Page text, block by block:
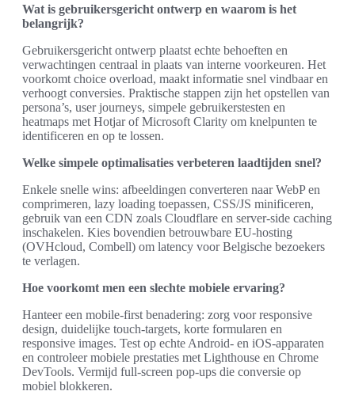
Wat is gebruikersgericht ontwerp en waarom is het
belangrijk?
Gebruikersgericht ontwerp plaatst echte behoeften en
verwachtingen centraal in plaats van interne voorkeuren. Het
voorkomt choice overload, maakt informatie snel vindbaar en
verhoogt conversies. Praktische stappen zijn het opstellen van
persona’s, user journeys, simpele gebruikerstesten en
heatmaps met Hotjar of Microsoft Clarity om knelpunten te
identificeren en op te lossen.
Welke simpele optimalisaties verbeteren laadtijden snel?
Enkele snelle wins: afbeeldingen converteren naar WebP en
comprimeren, lazy loading toepassen, CSS/JS minificeren,
gebruik van een CDN zoals Cloudflare en server-side caching
inschakelen. Kies bovendien betrouwbare EU-hosting
(OVHcloud, Combell) om latency voor Belgische bezoekers
te verlagen.
Hoe voorkomt men een slechte mobiele ervaring?
Hanteer een mobile-first benadering: zorg voor responsive
design, duidelijke touch-targets, korte formularen en
responsive images. Test op echte Android- en iOS-apparaten
en controleer mobiele prestaties met Lighthouse en Chrome
DevTools. Vermijd full-screen pop-ups die conversie op
mobiel blokkeren.